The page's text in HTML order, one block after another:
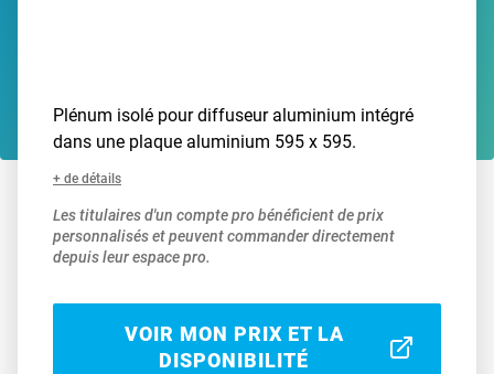
Plénum isolé pour diffuseur aluminium intégré
dans une plaque aluminium 595 x 595.
+ de détails
Les titulaires d'un compte pro bénéficient de prix
personnalisés et peuvent commander directement
depuis leur espace pro.
VOIR MON PRIX ET LA
DISPONIBILITÉ